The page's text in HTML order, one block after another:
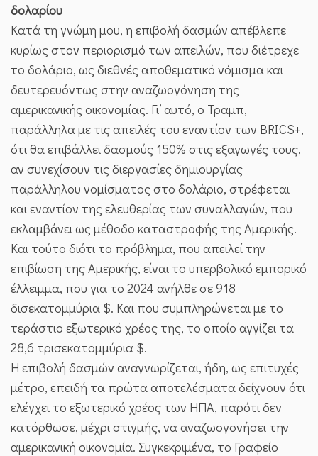
δολαρίου
Κατά τη γνώμη μου, η επιβολή δασμών απέβλεπε
κυρίως στον περιορισμό των απειλών, που διέτρεχε
το δολάριο, ως διεθνές αποθεματικό νόμισμα και
δευτερευόντως στην αναζωογόνηση της
αμερικανικής οικονομίας. Γι’ αυτό, ο Τραμπ,
παράλληλα με τις απειλές του εναντίον των BRICS+,
ότι θα επιβάλλει δασμούς 150% στις εξαγωγές τους,
αν συνεχίσουν τις διεργασίες δημιουργίας
παράλληλου νομίσματος στο δολάριο, στρέφεται
και εναντίον της ελευθερίας των συναλλαγών, που
εκλαμβάνει ως μέθοδο καταστροφής της Αμερικής.
Και τούτο διότι το πρόβλημα, που απειλεί την
επιβίωση της Αμερικής, είναι το υπερβολικό εμπορικό
έλλειμμα, που για το 2024 ανήλθε σε 918
δισεκατομμύρια $. Και που συμπληρώνεται με το
τεράστιο εξωτερικό χρέος της, το οποίο αγγίζει τα
28,6 τρισεκατομμύρια $.
Η επιβολή δασμών αναγνωρίζεται, ήδη, ως επιτυχές
μέτρο, επειδή τα πρώτα αποτελέσματα δείχνουν ότι
ελέγχει το εξωτερικό χρέος των ΗΠΑ, παρότι δεν
κατόρθωσε, μέχρι στιγμής, να αναζωογονήσει την
αμερικανική οικονομία. Συγκεκριμένα, το Γραφείο